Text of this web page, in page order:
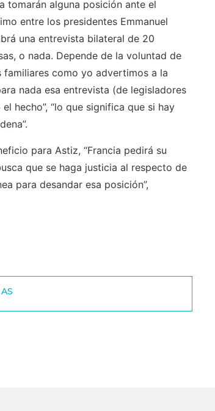
tomarán alguna posición ante el
entre los presidentes Emmanuel
una entrevista bilateral de 20
o nada. Depende de la voluntad de
familiares como yo advertimos a la
nada esa entrevista (de legisladores
hecho”, “lo que significa que si hay
para Astiz, “Francia pedirá su
que se haga justicia al respecto de
para desandar esa posición”,